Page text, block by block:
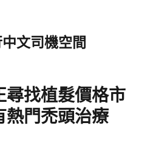
文司機空間
尋找植髮價格市
熱門禿頭治療